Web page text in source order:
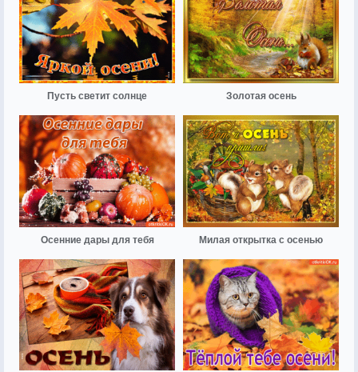
Пусть светит солнце Золотая осень
Осенние дары для тебя Милая открытка с осенью